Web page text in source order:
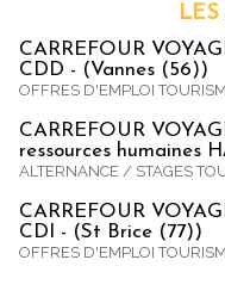
LES
CARREFOUR
CDD - (Vannes (56))
OFFRES D'EMPLOI
CARREFOUR
ressources humaines
ALTERNANCE / STAGES
CARREFOUR
CDI - (St Brice (77))
OFFRES D'EMPLOI